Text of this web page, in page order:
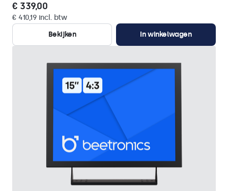
€ 339,00
€ 410,19 incl. btw
Bekijken
In winkelwagen